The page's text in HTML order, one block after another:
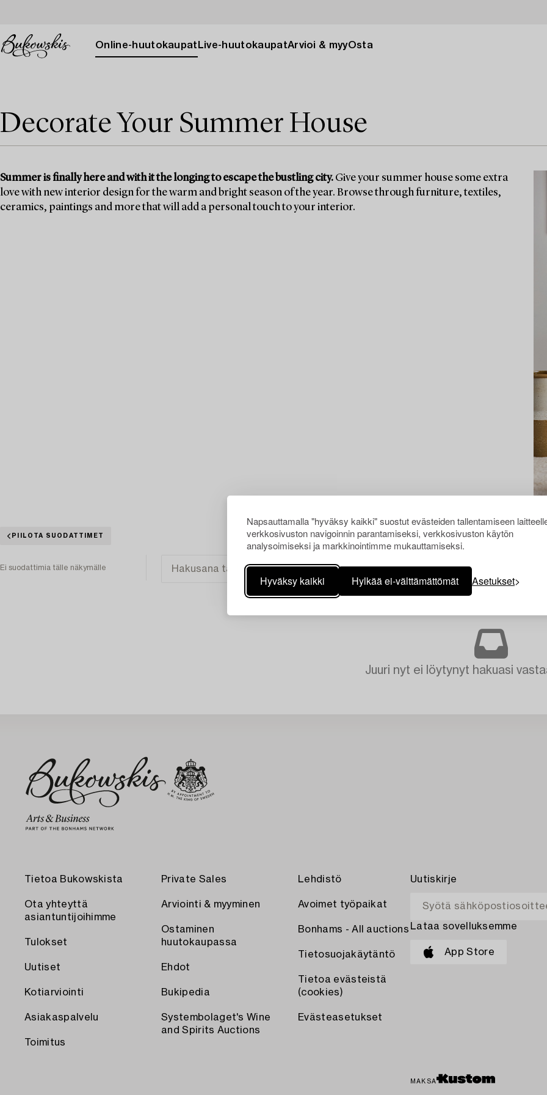
Napsauttamalla "hyväksy kaikki" suostut evästeiden tallentamiseen
verkkosivuston navigoinnin parantamiseksi, verkkosivuston käytön
analysoimiseksi ja markkinointimme mukauttamiseksi.
Hyväksy kaikki Hylkää ei-välttämättömät Asetukset
Online-huutokaupat Live-huutokaupatArvioi & myyOsta
Decorate Your Summer House
Summer is finally here and with it the longing to escape the bustling city. Give your summer house some extra
love with new interior design for the warm and bright season of the year. Browse through furniture, textiles,
ceramics, paintings and more that will add a personal touch to your interior.
PIILOTA SUODATTIMET
Ei suodattimia tälle näkymälle
Juuri nyt ei löytynyt hakuasi
Tietoa Bukowskista
Ota yhteyttä
asiantuntijoihimme
Tulokset
Uutiset
Kotiarviointi
Asiakaspalvelu
Toimitus
Private Sales
Arviointi & myyminen
Ostaminen
huutokaupassa
Ehdot
Bukipedia
Systembolaget's Wine
and Spirits Auctions
Lehdistö
Avoimet työpaikat
Bonhams - All auctions
Tietosuojakäytäntö
Tietoa evästeistä
(cookies)
Evästeasetukset
Uutiskirje
Lataa sovelluksemme
App Store
MAKSA